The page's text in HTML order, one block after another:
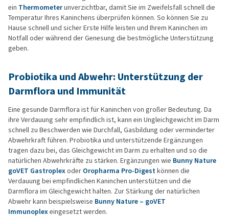
ein Thermometerunverzichtbar, damit Sie im Zweifelsfall schnell die
Temperatur Ihres Kaninchens überprüfen können. So können Sie zu
Hause schnell und sicher Erste Hilfe leisten und Ihrem Kaninchen im
Notfall oder während der Genesung die bestmögliche Unterstützung
geben.
Probiotika und Abwehr: Unterstützung der
Darmflora und Immunität
Eine gesunde Darmflora ist für Kaninchen von großer Bedeutung. Da
ihre Verdauung sehr empfindlich ist, kann ein Ungleichgewicht im Darm
schnell zu Beschwerden wie Durchfall, Gasbildung oder verminderter
Abwehrkraft führen. Probiotika und unterstützende Ergänzungen
tragen dazu bei, das Gleichgewicht im Darm zu erhalten und so die
natürlichen Abwehrkräfte zu stärken. Ergänzungen wie Bunny Nature
goVET Gastroplexoder Oropharma Pro-Digestkönnen die
Verdauung bei empfindlichen Kaninchen unterstützen und die
Darmflora im Gleichgewicht halten. Zur Stärkung der natürlichen
Abwehr kann beispielsweise Bunny Nature – goVET
Immunoplexeingesetzt werden.